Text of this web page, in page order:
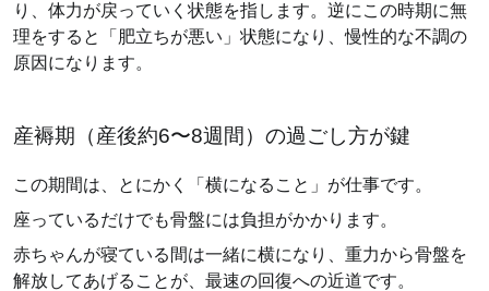
り、体力が戻っていく状態を指します。逆にこの時期に無
理をすると「肥立ちが悪い」状態になり、慢性的な不調の
原因になります。
産褥期（産後約6〜8週間）の過ごし方が鍵
この期間は、とにかく「横になること」が仕事です。
座っているだけでも骨盤には負担がかかります。
赤ちゃんが寝ている間は一緒に横になり、重力から骨盤を
解放してあげることが、最速の回復への近道です。